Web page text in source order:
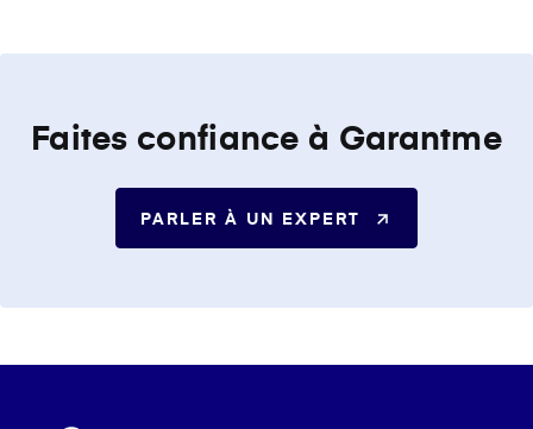
Faites confiance à Garantme
PARLER À UN EXPERT